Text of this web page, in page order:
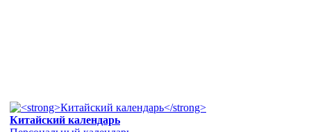
Китайский календарь